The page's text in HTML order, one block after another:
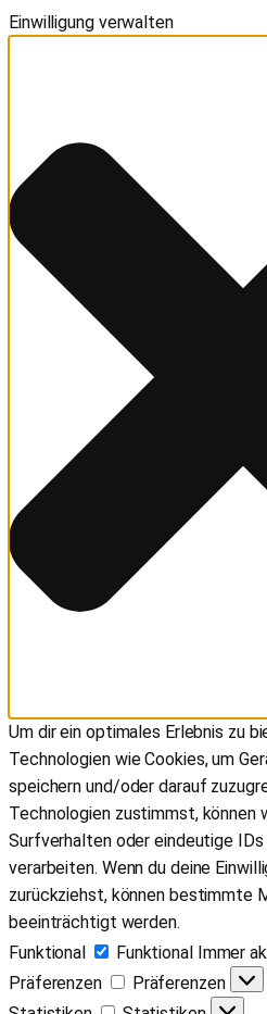
Einwilligung verwalten
Um dir ein optimales Erlebnis zu
Technologien wie Cookies, um
speichern und/oder darauf
Technologien zustimmst, können
Surfverhalten oder eindeutige
verarbeiten. Wenn du deine
zurückziehst, können bestimmte
beeinträchtigt werden.
Funktional
Funktional
Immer
Präferenzen
Präferenzen